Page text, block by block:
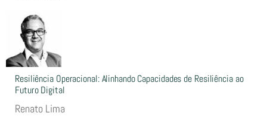
Resiliência Operacional: Alinhando Capacidades de Resiliência ao
Futuro Digital
Renato Lima